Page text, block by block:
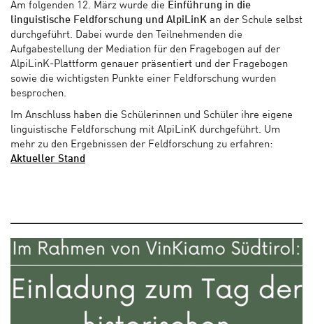
Am folgenden 12. März wurde die Einführung in die
linguistische Feldforschung und AlpiLinK an der Schule selbst
durchgeführt. Dabei wurde den Teilnehmenden die
Aufgabestellung der Mediation für den Fragebogen auf der
AlpiLinK-Plattform genauer präsentiert und der Fragebogen
sowie die wichtigsten Punkte einer Feldforschung wurden
besprochen.
Im Anschluss haben die Schülerinnen und Schüler ihre eigene
linguistische Feldforschung mit AlpiLinK durchgeführt. Um
mehr zu den Ergebnissen der Feldforschung zu erfahren:
Aktueller Stand